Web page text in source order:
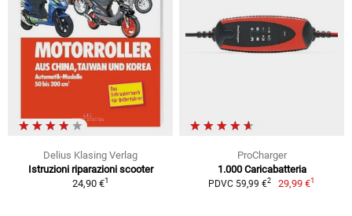
Delius Klasing Verlag
Istruzioni riparazioni scooter
24,90 €1
ProCharger
1.000 Caricabatteria
PDVC 59,99 €2 29,99 €1